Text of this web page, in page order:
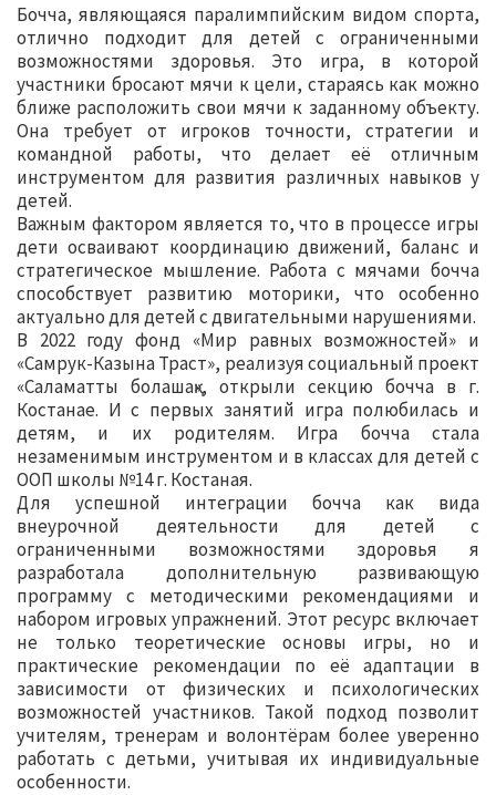
Бочча, являющаяся паралимпийским видом спорта,
отлично подходит для детей с ограниченными
возможностями здоровья. Это игра, в которой
участники бросают мячи к цели, стараясь как можно
ближе расположить свои мячи к заданному объекту.
Она требует от игроков точности, стратегии и
командной работы, что делает её отличным
инструментом для развития различных навыков у
детей.
Важным фактором является то, что в процессе игры
дети осваивают координацию движений, баланс и
стратегическое мышление. Работа с мячами бочча
способствует развитию моторики, что особенно
актуально для детей с двигательными нарушениями.
В 2022 году фонд «Мир равных возможностей» и
«Самрук-Казына Траст», реализуя социальный проект
«Саламатты болашақ», открыли секцию бочча в г.
Костанае. И с первых занятий игра полюбилась и
детям, и их родителям. Игра бочча стала
незаменимым инструментом и в классах для детей с
ООП школы №14 г. Костаная.
Для успешной интеграции бочча как вида
внеурочной деятельности для детей с
ограниченными возможностями здоровья я
разработала дополнительную развивающую
программу с методическими рекомендациями и
набором игровых упражнений. Этот ресурс включает
не только теоретические основы игры, но и
практические рекомендации по её адаптации в
зависимости от физических и психологических
возможностей участников. Такой подход позволит
учителям, тренерам и волонтёрам более уверенно
работать с детьми, учитывая их индивидуальные
особенности.